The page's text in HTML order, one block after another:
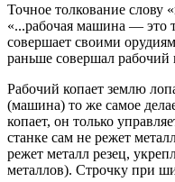
Точное толкование
«...рабочая машина — это
совершает своими
раньше совершал
Рабочий копает землю
(машина) то же самое
копает, он только
станке сам не режет
режет металл резец,
металлов). Строчку при